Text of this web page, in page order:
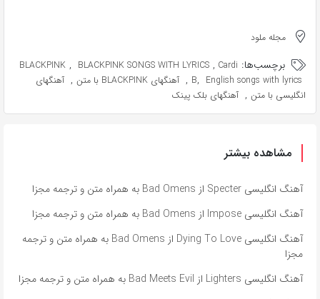
مجله ملود
برچسب‌ها: BLACKPINK , BLACKPINK SONGS WITH LYRICS , Cardi
B, English songs with lyrics
, آهنگهای BLACKPINK با متن , آهنگهای
انگلیسی با متن , آهنگهای بلک پینک
مشاهده بیشتر
آهنگ انگلیسی Specter از Bad Omens به همراه متن و ترجمه مجزا
آهنگ انگلیسی Impose از Bad Omens به همراه متن و ترجمه مجزا
آهنگ انگلیسی Dying To Love از Bad Omens به همراه متن و ترجمه
مجزا
آهنگ انگلیسی Lighters از Bad Meets Evil به همراه متن و ترجمه مجزا